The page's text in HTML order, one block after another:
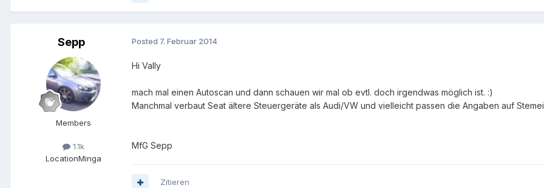
Sepp
Members
1.1k
LocationMinga
Posted 7. Februar 2014
Hi Vally
mach mal einen Autoscan und dann schauen wir mal ob evtl. doch irgendwas möglich ist. :)
Manchmal verbaut Seat ältere Steuergeräte als Audi/VW und vielleicht passen die Angaben auf
MfG Sepp
Zitieren